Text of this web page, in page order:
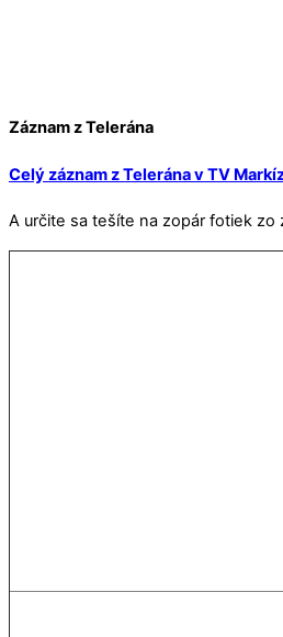
Záznam z Telerána
Celý záznam z Telerána v TV
A určite sa tešíte na zopár fotiek zo